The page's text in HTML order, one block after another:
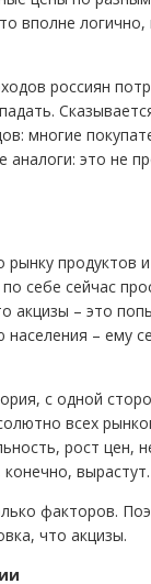
вполне
россиян
многие
аналоги: это не
рынку продуктов
себе сейчас
акцизы – это
населения – ему
с одной
всех
рост цен,
вырастут.
факторов.
что акцизы.